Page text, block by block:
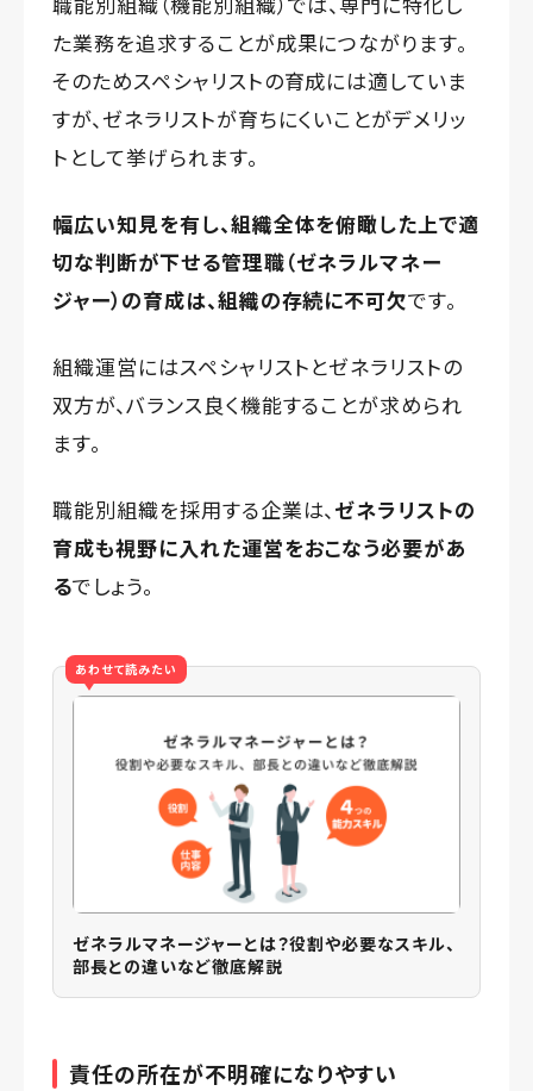
た業務を追求することが成果につながります。
そのためスペシャリストの育成には適していま
すが、ゼネラリストが育ちにくいことがデメリッ
トとして挙げられます。
幅広い知見を有し、組織全体を俯瞰した上で適
切な判断が下せる管理職（ゼネラルマネー
ジャー）の育成は、組織の存続に不可欠です。
組織運営にはスペシャリストとゼネラリストの
双方が、バランス良く機能することが求められ
ます。
職能別組織を採用する企業は、 ゼネラリストの
育成も視野に入れた運営をおこなう必要があ
るでしょう。
あわせて読みたい
ゼネラルマネージャーとは？役割や必要なスキル、
部長との違いなど徹底解説
責任の所在が不明確になりやすい